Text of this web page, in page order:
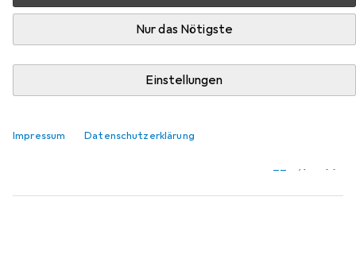
Nur das Nötigste
Einstellungen
Impressum Datenschutzerklärung
Produktliste
Schaumstoffkern, 140 x 200 cm